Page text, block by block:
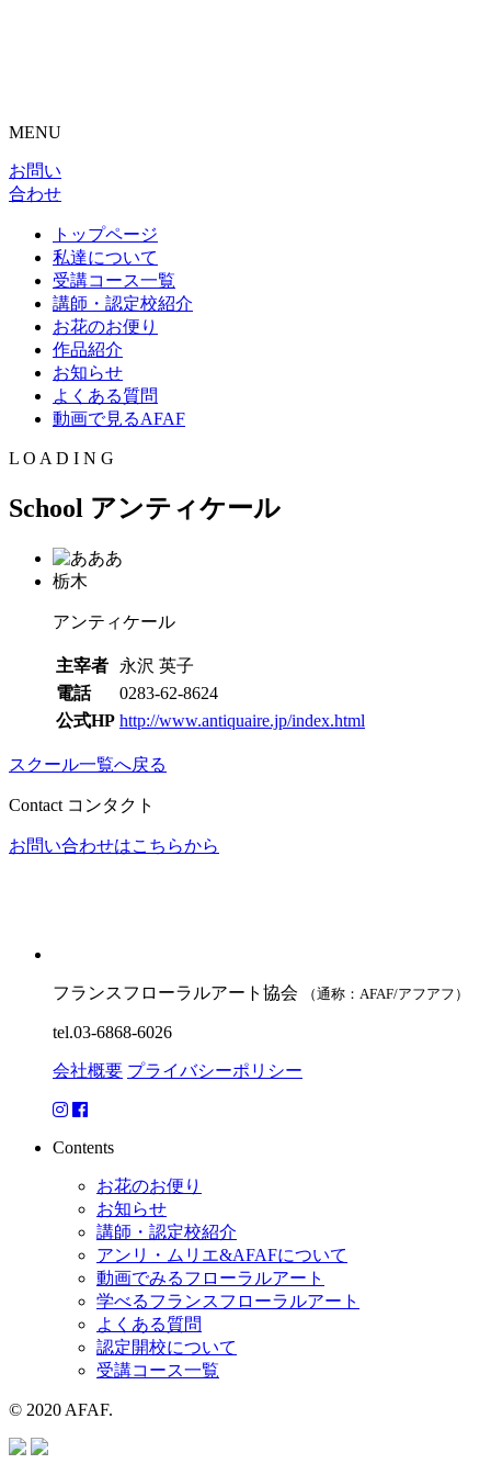
MENU
お問い
合わせ
トップページ
私達について
受講コース一覧
講師・認定校紹介
お花のお便り
作品紹介
お知らせ
よくある質問
動画で見るAFAF
L O A D I N G
School アンティケール
栃木
アンティケール
主宰者
永沢 英子
電話
0283-62-8624
公式HP http://www.antiquaire.jp/index.html
スクール一覧へ戻る
Contact コンタクト
お問い合わせはこちらから
フランスフローラルアート協会 （通称：AFAF/アフアフ）
tel.03-6868-6026
会社概要 プライバシーポリシー
Contents
お花のお便り
お知らせ
講師・認定校紹介
アンリ・ムリエ&AFAFについて
動画でみるフローラルアート
学べるフランスフローラルアート
よくある質問
認定開校について
受講コース一覧
© 2020 AFAF.